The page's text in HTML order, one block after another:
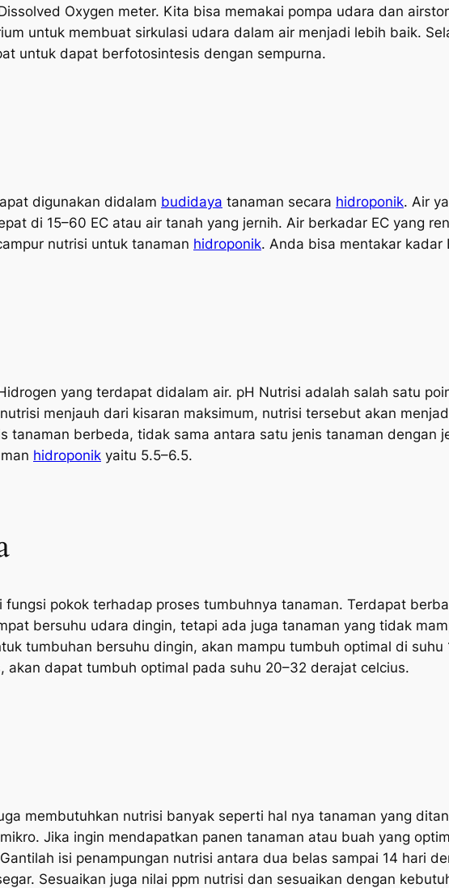
Oxygen meter. Kita bisa memakai pompa udara dan
untuk membuat sirkulasi udara dalam air menjadi lebih baik.
untuk dapat berfotosintesis dengan sempurna.
digunakan didalam budidaya tanaman secara hidroponik. Air
di 15–60 EC atau air tanah yang jernih. Air berkadar EC yang
nutrisi untuk tanaman hidroponik. Anda bisa mentakar kadar
yang terdapat didalam air. pH Nutrisi adalah salah satu
menjauh dari kisaran maksimum, nutrisi tersebut akan
tanaman berbeda, tidak sama antara satu jenis tanaman dengan
hidroponik yaitu 5.5–6.5.
fungsi pokok terhadap proses tumbuhnya tanaman. Terdapat
bersuhu udara dingin, tetapi ada juga tanaman yang tidak
tumbuhan bersuhu dingin, akan mampu tumbuh optimal di
akan dapat tumbuh optimal pada suhu 20–32 derajat celcius.
membutuhkan nutrisi banyak seperti hal nya tanaman yang
Jika ingin mendapatkan panen tanaman atau buah yang
isi penampungan nutrisi antara dua belas sampai 14 hari
Sesuaikan juga nilai ppm nutrisi dan sesuaikan dengan